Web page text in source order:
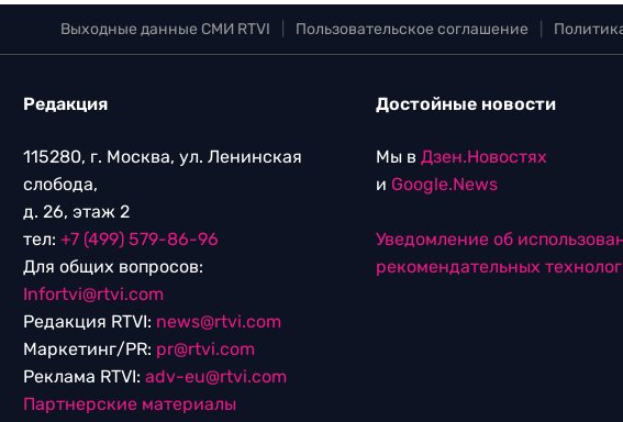
Выходные данные СМИ RTVI Пользовательское соглашение
Редакция
115280, г. Москва, ул. Ленинская
слобода,
д. 26, этаж 2
тел: +7 (499) 579-86-96
Для общих вопросов:
Infortvi@rtvi.com
Редакция RTVI: news@rtvi.com
Маркетинг/PR: pr@rtvi.com
Реклама RTVI: adv-eu@rtvi.com
Партнерские материалы
Достойные новости
Мы в Дзен.Новостях
и Google.News
Уведомление об
рекомендательных